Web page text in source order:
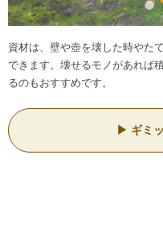
資材は、壁や壺を壊した時やた
できます。壊せるモノがあれば
るのもおすすめです。
ギミ